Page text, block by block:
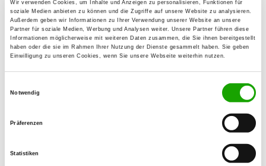
Wir verwenden Cookies, um Inhalte und Anzeigen zu personalisieren, Funktionen für
soziale Medien anbieten zu können und die Zugriffe auf unsere Website zu analysieren.
Außerdem geben wir Informationen zu Ihrer Verwendung unserer Website an unsere
Partner für soziale Medien, Werbung und Analysen weiter. Unsere Partner führen diese
Informationen möglicherweise mit weiteren Daten zusammen, die Sie ihnen bereitgestellt
haben oder die sie im Rahmen Ihrer Nutzung der Dienste gesammelt haben. Sie geben
Einwilligung zu unseren Cookies, wenn Sie unsere Webseite weiterhin nutzen.
Notwendig
Präferenzen
Statistiken
89415 Lauingen
Übungsplatz:
Zöschlingsweiler Str. 15
89426 Mödingen
Handy:
0176 51348846
Angebot: